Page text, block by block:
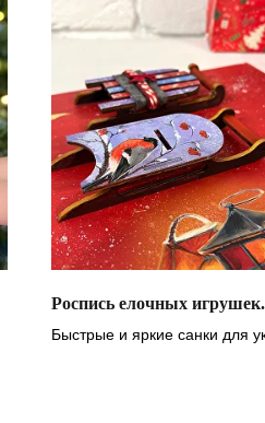
Роспись елочных
Быстрые и яркие санки для